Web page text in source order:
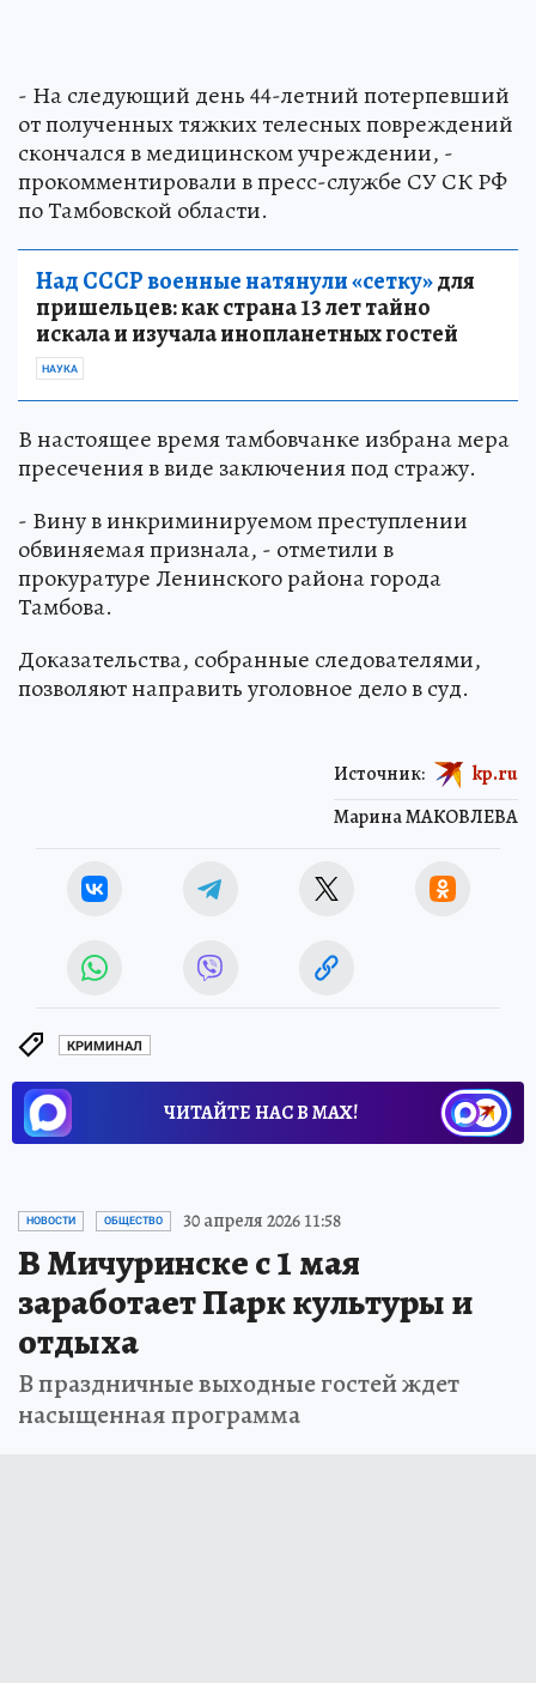
- На следующий день 44-летний потерпевший
от полученных тяжких телесных повреждений
скончался в медицинском учреждении, -
прокомментировали в пресс-службе СУ СК РФ
по Тамбовской области.
Над СССР военные натянули «сетку»для
пришельцев: как страна 13 лет тайно
искала и изучала инопланетных гостей
НАУКА
В настоящее время тамбовчанке избрана мера
пресечения в виде заключения под стражу.
- Вину в инкриминируемом преступлении
обвиняемая признала, - отметили в
прокуратуре Ленинского района города
Тамбова.
Доказательства, собранные следователями,
позволяют направить уголовное дело в суд.
Марина МАКОВЛЕВА
Источник: kp.ru
КРИМИНАЛ
ЧИТАЙТЕ НАС В МАХ!
НОВОСТИ ОБЩЕСТВО 30 апреля 2026 11:58
В Мичуринске с 1 мая
заработает Парк культуры и
отдыха
В праздничные выходные гостей ждет
насыщенная программа